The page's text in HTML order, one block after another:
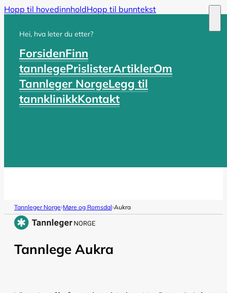
Hopp til hovedinnholdHopp til bunntekst
Hei, hva leter du etter?
ForsidenFinn
tannlegePrislisterArtiklerOm
Tannleger NorgeLegg til
tannklinikkKontakt
Tannleger Norge›Møre og Romsdal›Aukra
Tannlege Aukra